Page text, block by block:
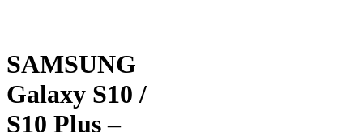
SAMSUNG
Galaxy S10 /
S10 Plus –